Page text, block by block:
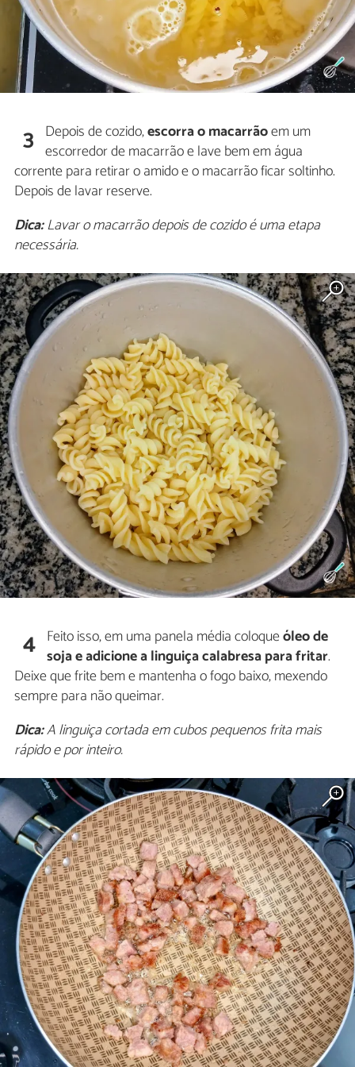
3 Depois de cozido,escorra o macarrãoem um
escorredor de macarrão e lave bem em água
corrente para retirar o amido e o macarrão ficar soltinho.
Depois de lavar reserve.
Dica:Lavar o macarrão depois de cozido é uma etapa
necessária.
4 Feito isso, em uma panela média coloqueóleo de
soja e adicione a linguiça calabresa para fritar.
Deixe que frite bem e mantenha o fogo baixo, mexendo
sempre para não queimar.
Dica:A linguiça cortada em cubos pequenos frita mais
rápido e por inteiro.